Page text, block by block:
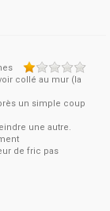
collé au mur (la
un simple coup
une autre.
de fric pas